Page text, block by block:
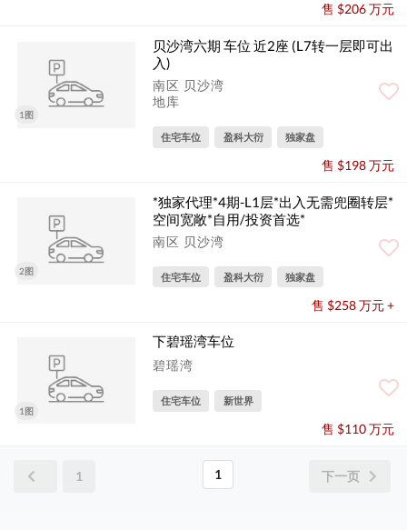
售 $206 万元
1图
贝沙湾六期 车位 近2座 (L7转一层即可出
入)
南区 贝沙湾
地库
住宅车位 盈科大衍 独家盘
售 $198 万元
2图
*独家代理*4期-L1层*出入无需兜圈转层*
空间宽敞*自用/投资首选*
南区 贝沙湾
住宅车位 盈科大衍 独家盘
售 $258 万元 +
1图
下碧瑶湾车位
碧瑶湾
住宅车位 新世界
售 $110 万元
1 1 下一页